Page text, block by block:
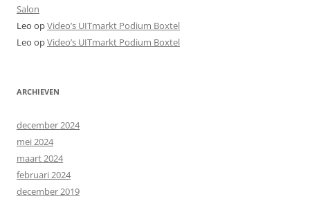
Salon
Leo opVideo’s UITmarkt Podium Boxtel
Leo opVideo’s UITmarkt Podium Boxtel
ARCHIEVEN
december 2024
mei 2024
maart 2024
februari 2024
december 2019